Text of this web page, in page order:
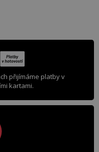
přijímáme platby v
kartami.